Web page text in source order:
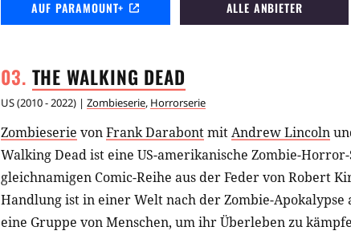
AUF PARAMOUNT+ ALLE ANBIETER
THE WALKING DEAD
US(2010 - 2022) | Zombieserie, Horrorserie
Zombieserie vonFrank DarabontmitAndrew Lincoln
Walking Dead ist eine US-amerikanische Zombie-
gleichnamigen Comic-Reihe aus der Feder von Robert
Handlung ist in einer Welt nach der Zombie-Apokalypse
eine Gruppe von Menschen, um ihr Überleben zu